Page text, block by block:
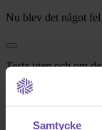
Samtycke
Nu blev det något
Testa igen och om
Stäng